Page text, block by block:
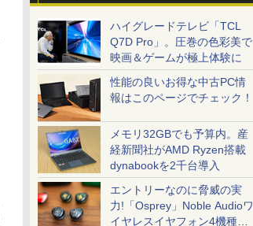
ハイグレードテレビ「TCL
Q7D Pro」。圧巻の色彩美で
映画＆ゲームが極上体験に
性能の良いお得な中古PC情
報はこのページでチェック！
メモリ32GBでも予算内。産
経新聞社がAMD Ryzen搭載
dynabookを2千台導入
エントリーなのに脅威の実
力!「Osprey」Noble Audioワ
イヤレスイヤフォン4機種を